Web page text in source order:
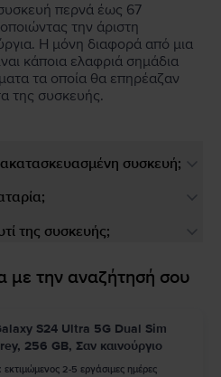
περνά έως 67
την άριστη
Η μόνη διαφορά από μια
κάποια ελαφριά σημάδια
τα οποία θα επηρέαζαν
της συσκευής.
συσκευή;
της συσκευής;
με την αναζήτησή σου
S24 Ultra 5G Dual Sim
256 GB, Σαν καινούργιο
εκτιμώμενος 2-5 εργάσιμες ημέρες